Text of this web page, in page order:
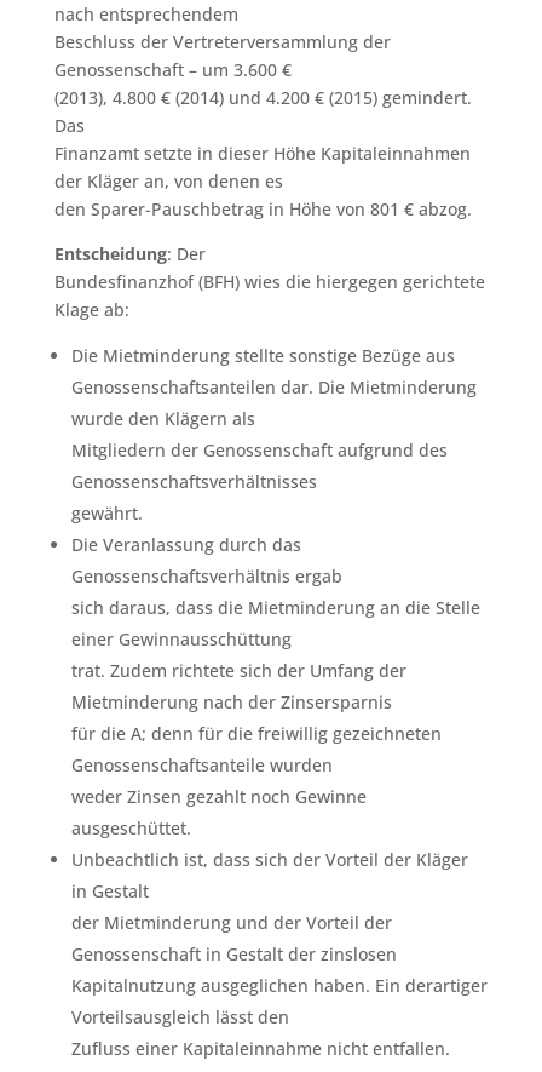
nach entsprechendem
Beschluss der Vertreterversammlung der
Genossenschaft – um 3.600 €
(2013), 4.800 € (2014) und 4.200 € (2015) gemindert.
Das
Finanzamt setzte in dieser Höhe Kapitaleinnahmen
der Kläger an, von denen es
den Sparer-Pauschbetrag in Höhe von 801 € abzog.
Entscheidung: Der
Bundesfinanzhof (BFH) wies die hiergegen gerichtete
Klage ab:
Die Mietminderung stellte sonstige Bezüge aus
Genossenschaftsanteilen dar. Die Mietminderung
wurde den Klägern als
Mitgliedern der Genossenschaft aufgrund des
Genossenschaftsverhältnisses
gewährt.
Die Veranlassung durch das
Genossenschaftsverhältnis ergab
sich daraus, dass die Mietminderung an die Stelle
einer Gewinnausschüttung
trat. Zudem richtete sich der Umfang der
Mietminderung nach der Zinsersparnis
für die A; denn für die freiwillig gezeichneten
Genossenschaftsanteile wurden
weder Zinsen gezahlt noch Gewinne
ausgeschüttet.
Unbeachtlich ist, dass sich der Vorteil der Kläger
in Gestalt
der Mietminderung und der Vorteil der
Genossenschaft in Gestalt der zinslosen
Kapitalnutzung ausgeglichen haben. Ein derartiger
Vorteilsausgleich lässt den
Zufluss einer Kapitaleinnahme nicht entfallen.